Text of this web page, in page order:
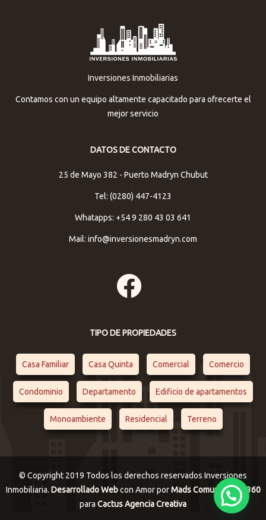
Inversiones Inmobiliarias
Contamos con un equipo altamente capacitado para ofrecerte el
mejor servicio
DATOS DE CONTACTO
25 de Mayo 382 - Puerto Madryn Chubut
Tel: (0280) 447-4123
Whatapps: +54 9 280 43 03 641
Mail: info@inversionesmadryn.com
TIPO DE PROPIEDADES
Casa Familiar Casa Quinta Comercial Comercio
Condominio Departamento Edificio de apartamentos
Monoambiente Residencial Terreno
© Copyright 2019 Todos los derechos reservados Inversiones
Inmobiliaria. Desarrollado Webcon Amor porMads Comunicación 360
para Cactus Agencia Creativa